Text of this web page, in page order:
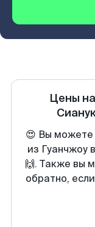
Цены
😍 Вы можете
из Гуанчжоу
🙌. Также вы
обратно,